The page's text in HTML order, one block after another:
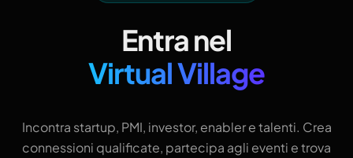
Entra nel
Virtual Village
Incontra startup, PMI, investor, enabler e talenti. Crea
connessioni qualificate, partecipa agli eventi e trova